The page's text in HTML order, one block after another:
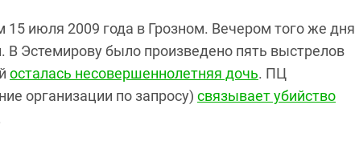
15 июля 2009 года в Грозном. Вечером того же дня
В Эстемирову было произведено пять выстрелов
осталась несовершеннолетняя дочь. ПЦ
организации по запросу) связывает убийство